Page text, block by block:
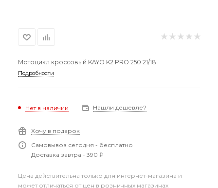
Мотоцикл кроссовый KAYO K2 PRO 250 21/18
Подробности
Нет в наличии Нашли дешевле?
Хочу в подарок
Самовывоз сегодня - бесплатно
Доставка завтра - 390 ₽
Цена действительна только для интернет-магазина и
может отличаться от цен в розничных магазинах